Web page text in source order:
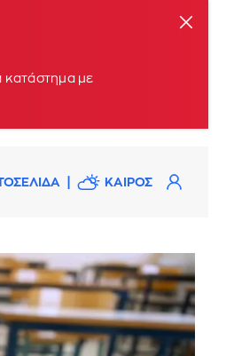
κατάστημα με
ΚΑΙΡΟΣ